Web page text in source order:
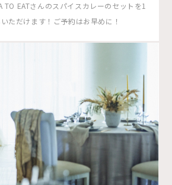
TO EATさんのスパイスカレーのセットを1
ただけます！ご予約はお早めに！